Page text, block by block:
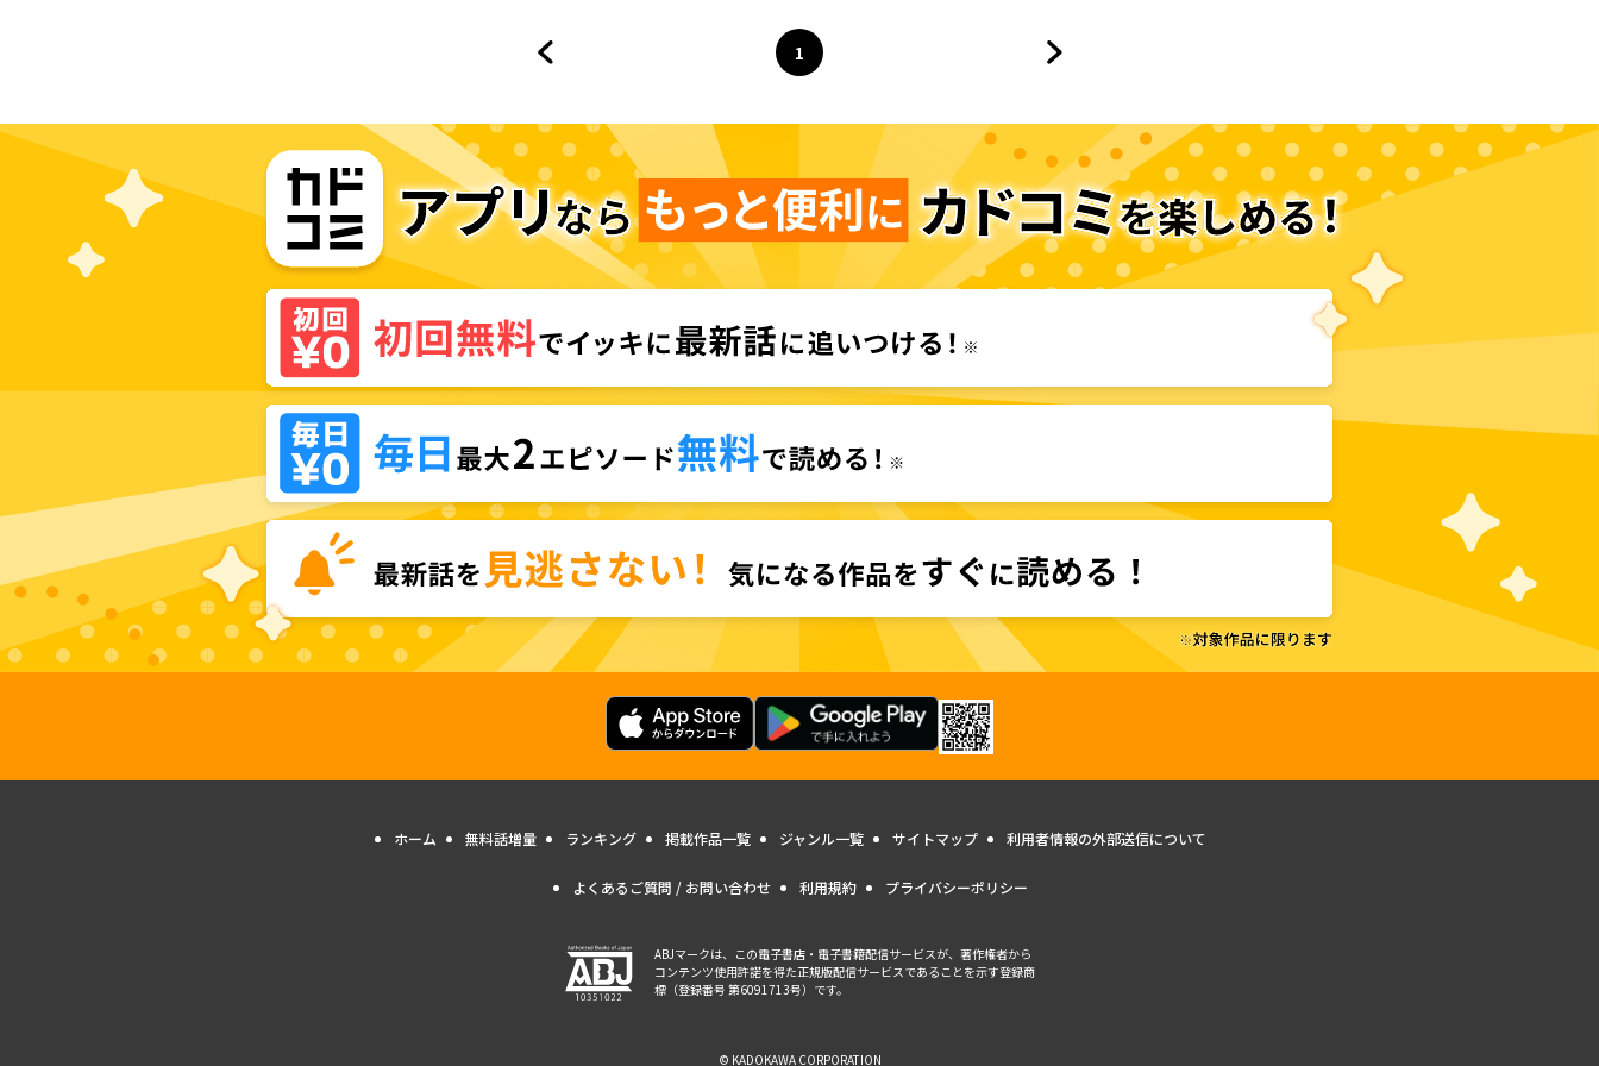
ページ
1
へ
ホーム 無料話増量 ランキング 掲載作品一覧 ジャンル一覧 サイトマップ 利用者情報の外部送信について
よくあるご質問 / お問い合わせ 利用規約 プライバシーポリシー
ABJマークは、この電子書店・電子書籍配信サービスが、著作権者から
コンテンツ使用許諾を得た正規版配信サービスであることを示す登録商
標（登録番号 第6091713号）です。
© KADOKAWA CORPORATION